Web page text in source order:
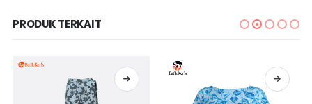
PRODUK TERKAIT